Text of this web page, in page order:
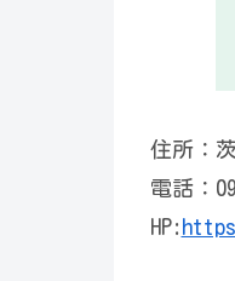
住所：
電話：
HP: